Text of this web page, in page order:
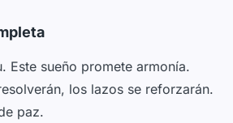
Este sueño promete armonía.
los lazos se reforzarán.
paz.